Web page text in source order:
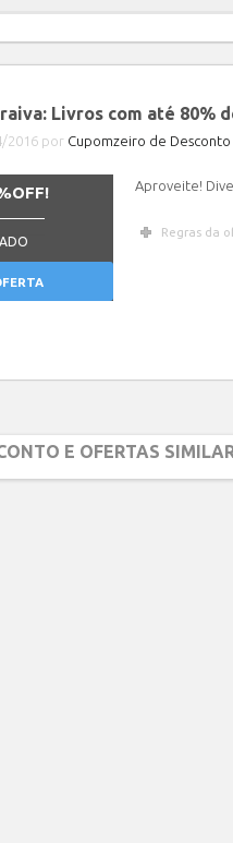
Livros com até 80%
2016 por Cupomzeiro de Desconto
Aproveite!
Regras da
E OFERTAS